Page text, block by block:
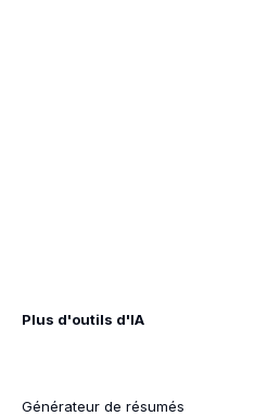
Plus d'outils d'IA
Générateur de résumés